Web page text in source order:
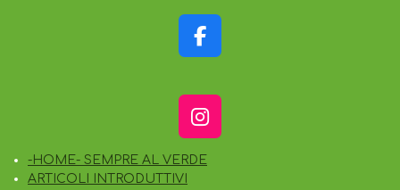
F
E
B
O
I
S
-HOME- SEMPRE AL VERDE
ARTICOLI INTRODUTTIVI